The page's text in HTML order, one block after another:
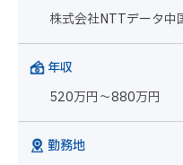
株式会社NTTデータ中
年収
520万円～880万円
勤務地